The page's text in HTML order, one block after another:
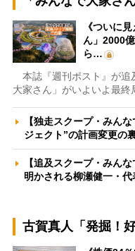
《ついに
ん」2000
ら…
本誌『週刊ポスト』が追
大家さん」がいよいよ最
【独走スクープ・みん
ジェクト”の計画変更の
【追及スクープ・みん
明かされる柳瀬健一・
古賀真人「発掘！